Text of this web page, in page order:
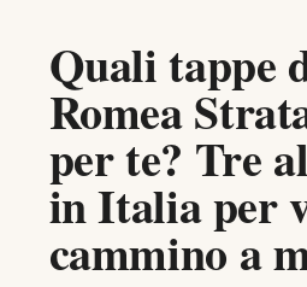
Quali tappe
Romea
per te? Tre
in Italia per
cammino a